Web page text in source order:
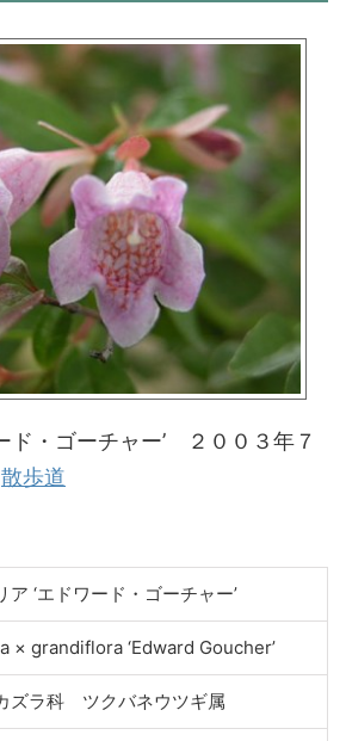
ド・ゴーチャー’ ２００３年７
散歩道
ア ‘エドワード・ゴーチャー’
× grandiflora ‘Edward Goucher’
ズラ科 ツクバネウツギ属